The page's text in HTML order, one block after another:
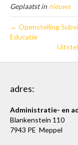
Geplaatst innieuws
← Openstelling
Educatie
adres:
Administratie- en
Blankenstein 110
7943 PE Meppel